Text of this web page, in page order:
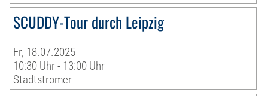
SCUDDY-Tour durch Leipzig
Fr, 18.07.2025
10:30 Uhr - 13:00 Uhr
Stadtstromer